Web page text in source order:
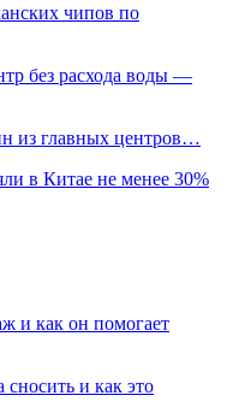
чипов по
без расхода воды —
из главных центров…
в Китае не менее 30%
и как он помогает
сносить и как это